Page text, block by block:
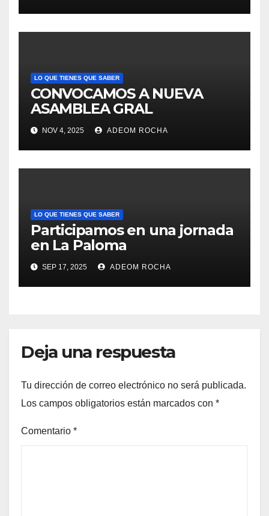
LO QUE TIENES QUE SABER
CONVOCAMOS A NUEVA
ASAMBLEA GRAL
NOV 4, 2025 ADEOM ROCHA
LO QUE TIENES QUE SABER
Participamos en una jornada
en La Paloma
SEP 17, 2025 ADEOM ROCHA
Deja una respuesta
Tu dirección de correo electrónico no será publicada.
Los campos obligatorios están marcados con *
Comentario *